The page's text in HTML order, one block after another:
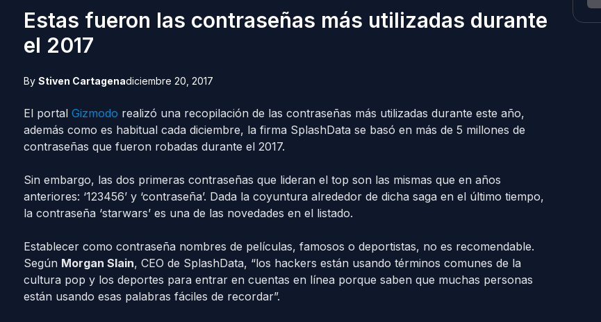
Estas fueron las contraseñas más utilizadas durante
el 2017
By Stiven Cartagenadiciembre 20, 2017
El portal Gizmodo realizó una recopilación de las contraseñas más utilizadas durante este año,
además como es habitual cada diciembre, la firma SplashData se basó en más de 5 millones de
contraseñas que fueron robadas durante el 2017.
Sin embargo, las dos primeras contraseñas que lideran el top son las mismas que en años
anteriores: ‘123456’ y ‘contraseña’. Dada la coyuntura alrededor de dicha saga en el último tiempo,
la contraseña ‘starwars’ es una de las novedades en el listado.
Establecer como contraseña nombres de películas, famosos o deportistas, no es recomendable.
Según Morgan Slain, CEO de SplashData, “los hackers están usando términos comunes de la
cultura pop y los deportes para entrar en cuentas en línea porque saben que muchas personas
están usando esas palabras fáciles de recordar”.